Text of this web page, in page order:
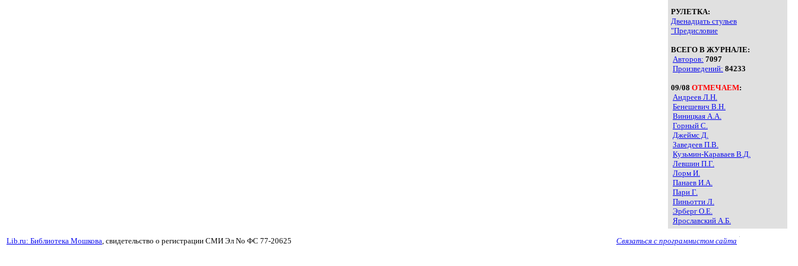
РУЛЕТКА:
Двенадцать стульев
"Предисловие
ВСЕГО В ЖУРНАЛЕ:
Авторов: 7097
Произведений: 84233
09/08 ОТМЕЧАЕМ:
Андреев Л.Н.
Бенешевич В.Н.
Виницкая А.А.
Горный С.
Джеймс Д.
Заведеев П.В.
Кузьмин-Караваев В.Д.
Левшин П.Г.
Лорм И.
Панаев И.А.
Пари Г.
Пиньотти Л.
Эрберг О.Е.
Ярославский А.Б.
Lib.ru: Библиотека Мошкова , свидетельство о регистрации СМИ Эл No ФС 77-20625 Связаться с программистом сайта